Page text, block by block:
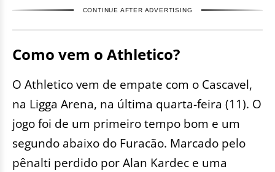
CONTINUE AFTER ADVERTISING
Como vem o Athletico?
O Athletico vem de empate com o Cascavel,
na Ligga Arena, na última quarta-feira (11). O
jogo foi de um primeiro tempo bom e um
segundo abaixo do Furacão. Marcado pelo
pênalti perdido por Alan Kardec e uma